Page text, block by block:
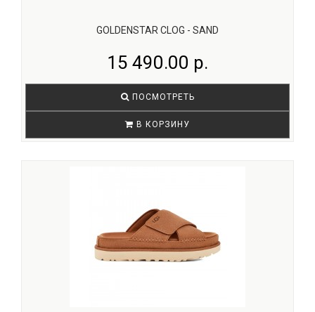
GOLDENSTAR CLOG - SAND
15 490.00 р.
ПОСМОТРЕТЬ
В КОРЗИНУ